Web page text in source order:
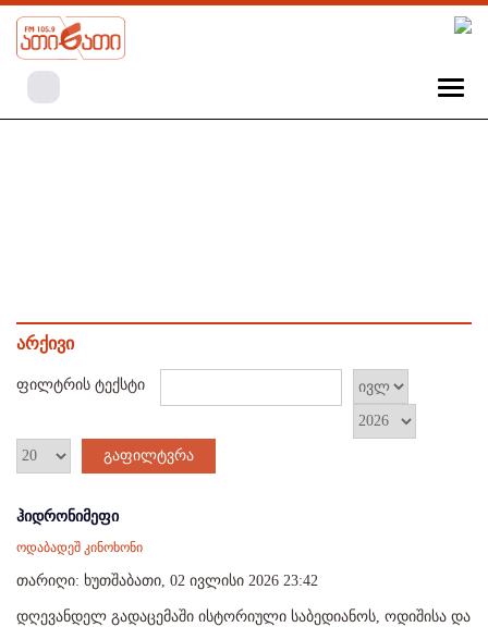
არქივი
ფილტრის ტექსტი
გაფილტვრა
ჰიდრონიმეფი
ოდაბადეშ კინოხონი
თარიღი: ხუთშაბათი, 02 ივლისი 2026 23:42
დღევანდელ გადაცემაში ისტორიული საბედიანოს, ოდიშისა და